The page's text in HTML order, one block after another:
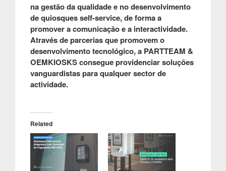
na gestão da qualidade e no desenvolvimento
de quiosques self-service, de forma a
promover a comunicação e a interactividade.
Através de parcerias que promovem o
desenvolvimento tecnológico, a PARTTEAM &
OEMKIOSKS consegue providenciar soluções
vanguardistas para qualquer sector de
actividade.
Related